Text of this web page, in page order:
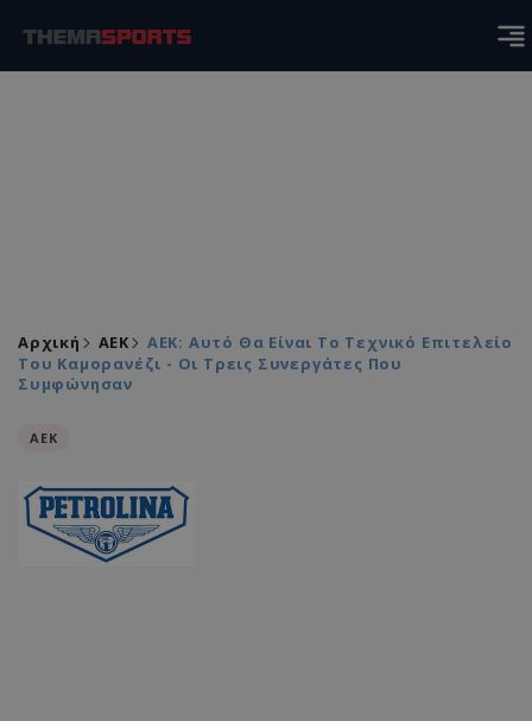
Αρχική ΑEK
ΑΕΚ: Αυτό Θα Είναι Το Τεχνικό Επιτελείο
Του Καμορανέζι - Οι Τρεις Συνεργάτες Που
Συμφώνησαν
ΑEK